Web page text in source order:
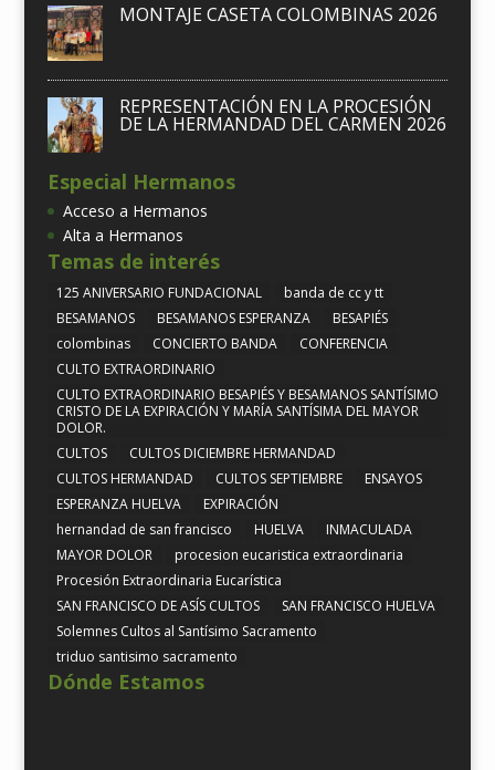
MONTAJE CASETA COLOMBINAS 2026
REPRESENTACIÓN EN LA PROCESIÓN
DE LA HERMANDAD DEL CARMEN 2026
Especial Hermanos
Acceso a Hermanos
Alta a Hermanos
Temas de interés
125 ANIVERSARIO FUNDACIONAL
banda de cc y tt
BESAMANOS
BESAMANOS ESPERANZA
BESAPIÉS
colombinas
CONCIERTO BANDA
CONFERENCIA
CULTO EXTRAORDINARIO
CULTO EXTRAORDINARIO BESAPIÉS Y BESAMANOS SANTÍSIMO
CRISTO DE LA EXPIRACIÓN Y MARÍA SANTÍSIMA DEL MAYOR
DOLOR.
CULTOS
CULTOS DICIEMBRE HERMANDAD
CULTOS HERMANDAD
CULTOS SEPTIEMBRE
ENSAYOS
ESPERANZA HUELVA
EXPIRACIÓN
hernandad de san francisco
HUELVA
INMACULADA
MAYOR DOLOR
procesion eucaristica extraordinaria
Procesión Extraordinaria Eucarística
SAN FRANCISCO DE ASÍS CULTOS
SAN FRANCISCO HUELVA
Solemnes Cultos al Santísimo Sacramento
triduo santisimo sacramento
Dónde Estamos